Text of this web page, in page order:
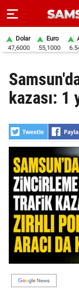
SAYFA
SAMSUN
SAMSUNSPOR
SİYASET
EKONOMİ
DÜNYA
MAGAZİN
VİDEO
Dolar
47,6000
Euro
55,1000
kazası: 1